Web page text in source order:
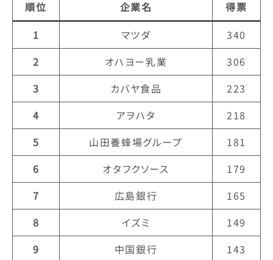
順位 企業名
得票
1
マツダ
340
2
オハヨー乳業
306
3
カバヤ食品
223
4
アヲハタ
218
5
山田養蜂場グループ
181
6
オタフクソース
179
7
広島銀行
165
8
イズミ
149
9
中国銀行
143